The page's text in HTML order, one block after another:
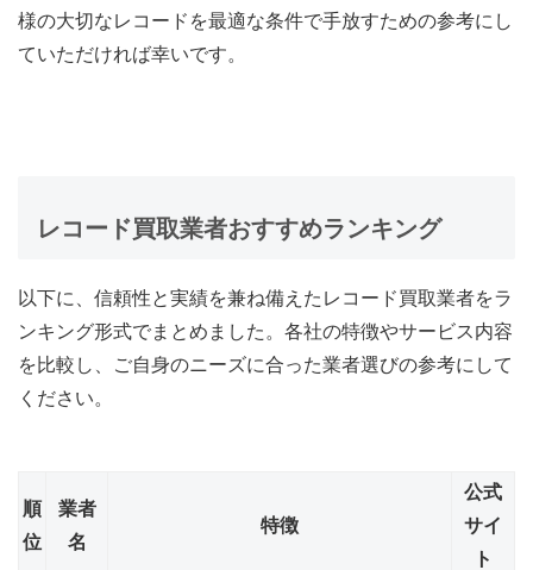
様の大切なレコードを最適な条件で手放すための参考にし
ていただければ幸いです。
レコード買取業者おすすめランキング
以下に、信頼性と実績を兼ね備えたレコード買取業者をラ
ンキング形式でまとめました。各社の特徴やサービス内容
を比較し、ご自身のニーズに合った業者選びの参考にして
ください。
順
位
業者
名
特徴
公式
サイ
ト